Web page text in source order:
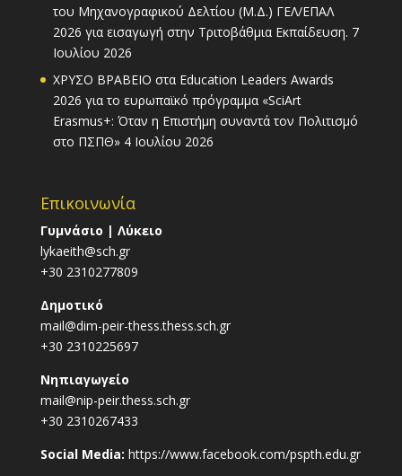
του Μηχανογραφικού Δελτίου (Μ.Δ.) ΓΕΛ/ΕΠΑΛ
2026 για εισαγωγή στην Τριτοβάθμια Εκπαίδευση. 7
Ιουλίου 2026
ΧΡΥΣΟ ΒΡΑΒΕΙΟ στα Education Leaders Awards
2026 για το ευρωπαϊκό πρόγραμμα «SciArt
Erasmus+: Όταν η Επιστήμη συναντά τον Πολιτισμό
στο ΠΣΠΘ» 4 Ιουλίου 2026
Επικοινωνία
Γυμνάσιο | Λύκειο
lykaeith@sch.gr
+30 2310277809
Δημοτικό
mail@dim-peir-thess.thess.sch.gr
+30 2310225697
Νηπιαγωγείο
mail@nip-peir.thess.sch.gr
+30 2310267433
Social Media: https://www.facebook.com/pspth.edu.gr